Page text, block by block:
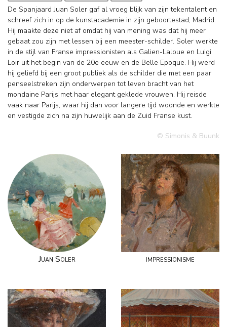
De Spanjaard Juan Soler gaf al vroeg blijk van zijn tekentalent en
schreef zich in op de kunstacademie in zijn geboortestad, Madrid.
Hij maakte deze niet af omdat hij van mening was dat hij meer
gebaat zou zijn met lessen bij een meester-schilder. Soler werkte
in de stijl van Franse impressionisten als Galien-Laloue en Luigi
Loir uit het begin van de 20e eeuw en de Belle Epoque. Hij werd
hij geliefd bij een groot publiek als de schilder die met een paar
penseelstreken zijn onderwerpen tot leven bracht van het
mondaine Parijs met haar elegant geklede vrouwen. Hij reisde
vaak naar Parijs, waar hij dan voor langere tijd woonde en werkte
en vestigde zich na zijn huwelijk aan de Zuid Franse kust.
© Simonis & Buunk
Juan Soler impressionisme